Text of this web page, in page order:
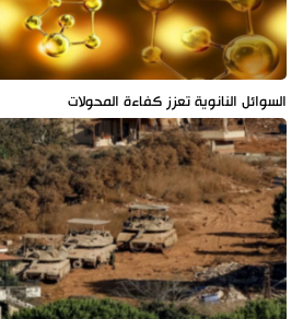
السوائل النانوية تعزز كفاءة المحولات